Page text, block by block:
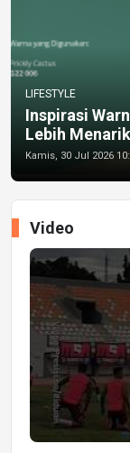
LIFESTYLE
Inspirasi
Lebih Menarik
Kamis, 30 Jul 2026
Video